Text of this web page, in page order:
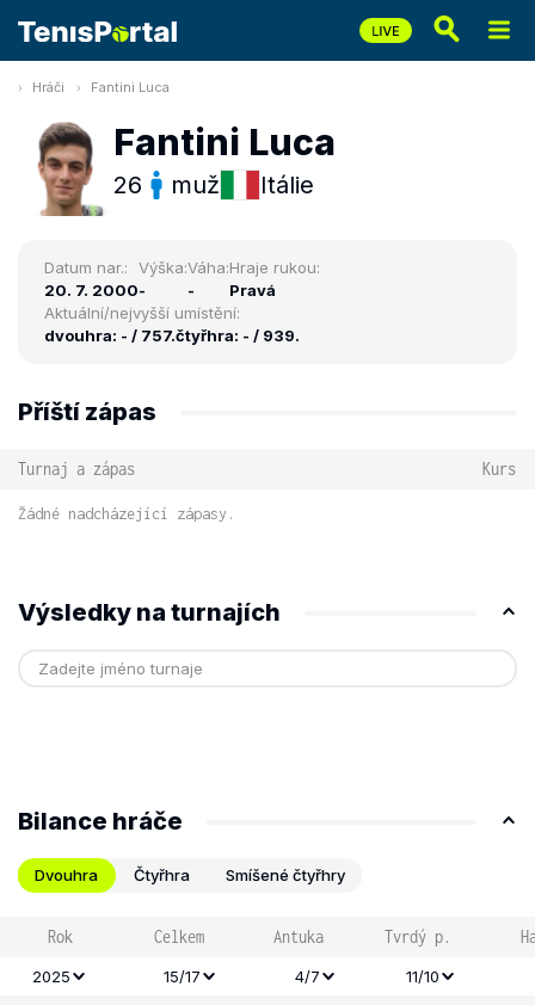
Hráči Fantini Luca
Fantini Luca
26 muž Itálie
Datum nar.:
20. 7. 2000
Výška:
-
Váha:
-
Hraje rukou:
Pravá
Aktuální/nejvyšší umístění:
dvouhra: - / 757.čtyřhra: - / 939.
Příští zápas
Turnaj a zápas Kurs
Žádné nadcházející zápasy.
Výsledky na turnajích
Bilance hráče
Dvouhra Čtyřhra Smíšené čtyřhry
Rok Celkem Antuka Tvrdý p.
2025 15/17 4/7
11/10